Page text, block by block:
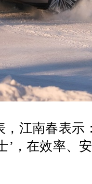
江南春表示
’，在效率、